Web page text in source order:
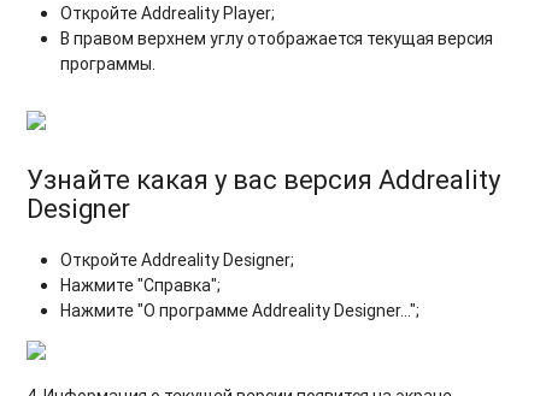
Откройте Addreality Player;
В правом верхнем углу отображается текущая версия
программы.
Узнайте какая у вас версия Addreality
Designer
Откройте Addreality Designer;
Нажмите "Справка";
Нажмите "О программе Addreality Designer...";